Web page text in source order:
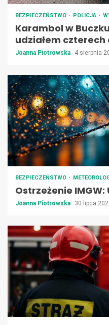
BEZPIECZEŃSTWO POLICJA
Karambol w
udziałem
Joanna Piotrowska 4 sierpnia
BEZPIECZEŃSTWO
Ostrzeżenie
Joanna Piotrowska 30 lipca